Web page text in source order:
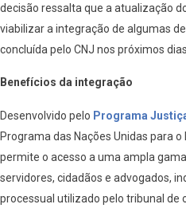
decisão ressalta que a atualização
viabilizar a integração de algumas
concluída pelo CNJ nos próximos dias.
Benefícios da integração
Desenvolvido pelo Programa
Programa das Nações Unidas para
permite o acesso a uma ampla
servidores, cidadãos e advogados,
processual utilizado pelo tribunal de